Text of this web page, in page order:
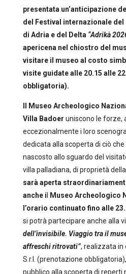
presentata un’anticipazione
del Festival internazionale
di Adria e del Delta “Adrikà
apericena nel chiostro del
visitare i l museo al costo
visite guidatealle 20.15 alle
obbligatoria).
Museo Archeologico N
Villa Badoer uniscono le forze,
eccezionalmente i loro
dedicata alla scoperta di ciò
nascosto allo sguardo del
villa palladiana, di proprietà
sarà aperta
anche i
Museo Archeologico N
l’orario continuato fino alle
si potrà partecipare anche alla
dell’invisibile. Viaggio tra il
affreschi ritrovati”, realizzata in
S.r.l. (prenotazione
pubblico alla scoperta di